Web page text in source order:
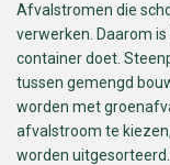
Afvalstromen die
verwerken. Daarom
container doet.
tussen gemengd
worden met
afvalstroom te
worden